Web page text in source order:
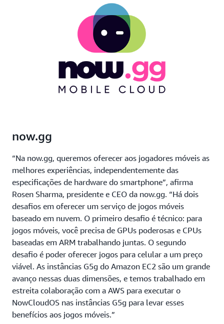
now.gg
“Na now.gg, queremos oferecer aos jogadores móveis as
melhores experiências, independentemente das
especificações de hardware do smartphone”, afirma
Rosen Sharma, presidente e CEO da now.gg. “Há dois
desafios em oferecer um serviço de jogos móveis
baseado em nuvem. O primeiro desafio é técnico: para
jogos móveis, você precisa de GPUs poderosas e CPUs
baseadas em ARM trabalhando juntas. O segundo
desafio é poder oferecer jogos para celular a um preço
viável. As instâncias G5g do Amazon EC2 são um grande
avanço nessas duas dimensões, e temos trabalhado em
estreita colaboração com a AWS para executar o
NowCloudOS nas instâncias G5g para levar esses
benefícios aos jogos móveis.”